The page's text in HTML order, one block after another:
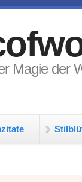
Magie der